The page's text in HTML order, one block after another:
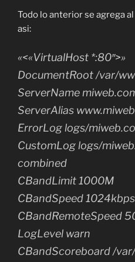
Todo lo anterior se agrega
asi:
«<«VirtualHost *:80″>»
DocumentRoot /var/
ServerName
ServerAlias
ErrorLog logs/
CustomLog logs/
combined
CBandLimit 1000M
CBandSpeed
CBandRemoteSpeed
LogLevel warn
CBandScoreboard /